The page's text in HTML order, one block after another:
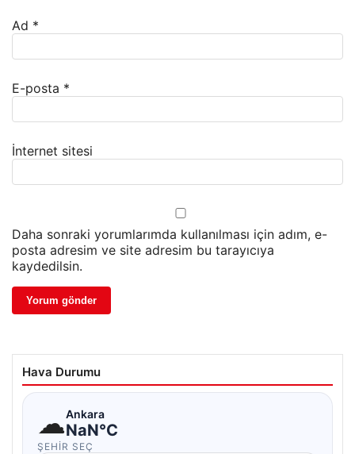
Ad *
E-posta *
İnternet sitesi
Daha sonraki yorumlarımda kullanılması için adım, e-
posta adresim ve site adresim bu tarayıcıya
kaydedilsin.
Hava Durumu
☁Ankara
NaN°C
ŞEHIR SEÇ